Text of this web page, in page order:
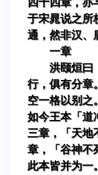
于宋晁说之所
通，然非汉、
一章
洪颐烜曰
行，俱有分章
空一格以别之
如今王本「道
三章，「天地
章，「谷神不
此本皆并为一